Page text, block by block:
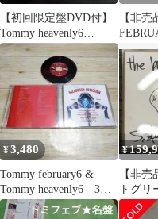
【初回限定盤DVD付】
Tommy heavenly6
Lollipop
【非売
リアン
開封新
¥3,480
Tommy february6 &
Tommy heavenly6 3枚
セット
¥
【非
トグ
ベ ミ